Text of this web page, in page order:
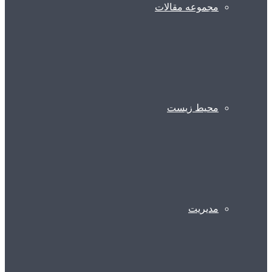
مجموعه مقالات
محیط زیست
مدیریت